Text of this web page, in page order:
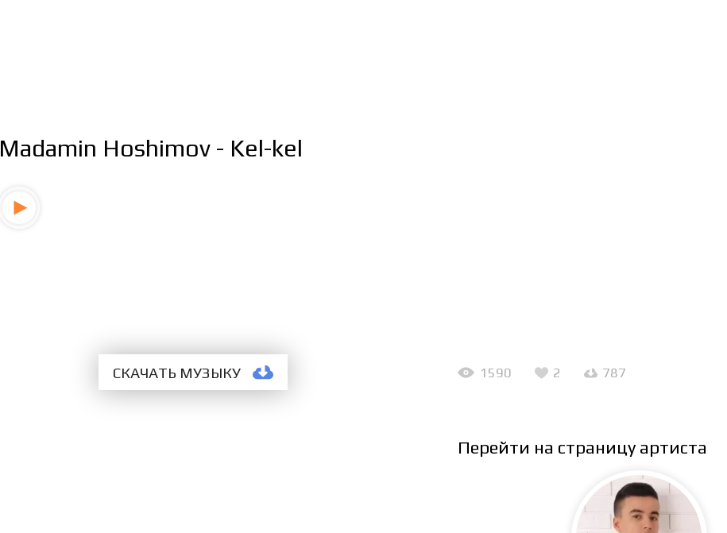
Madamin Hoshimov - Kel-kel
СКАЧАТЬ МУЗЫКУ 1590 2 787
Перейти на страницу артиста